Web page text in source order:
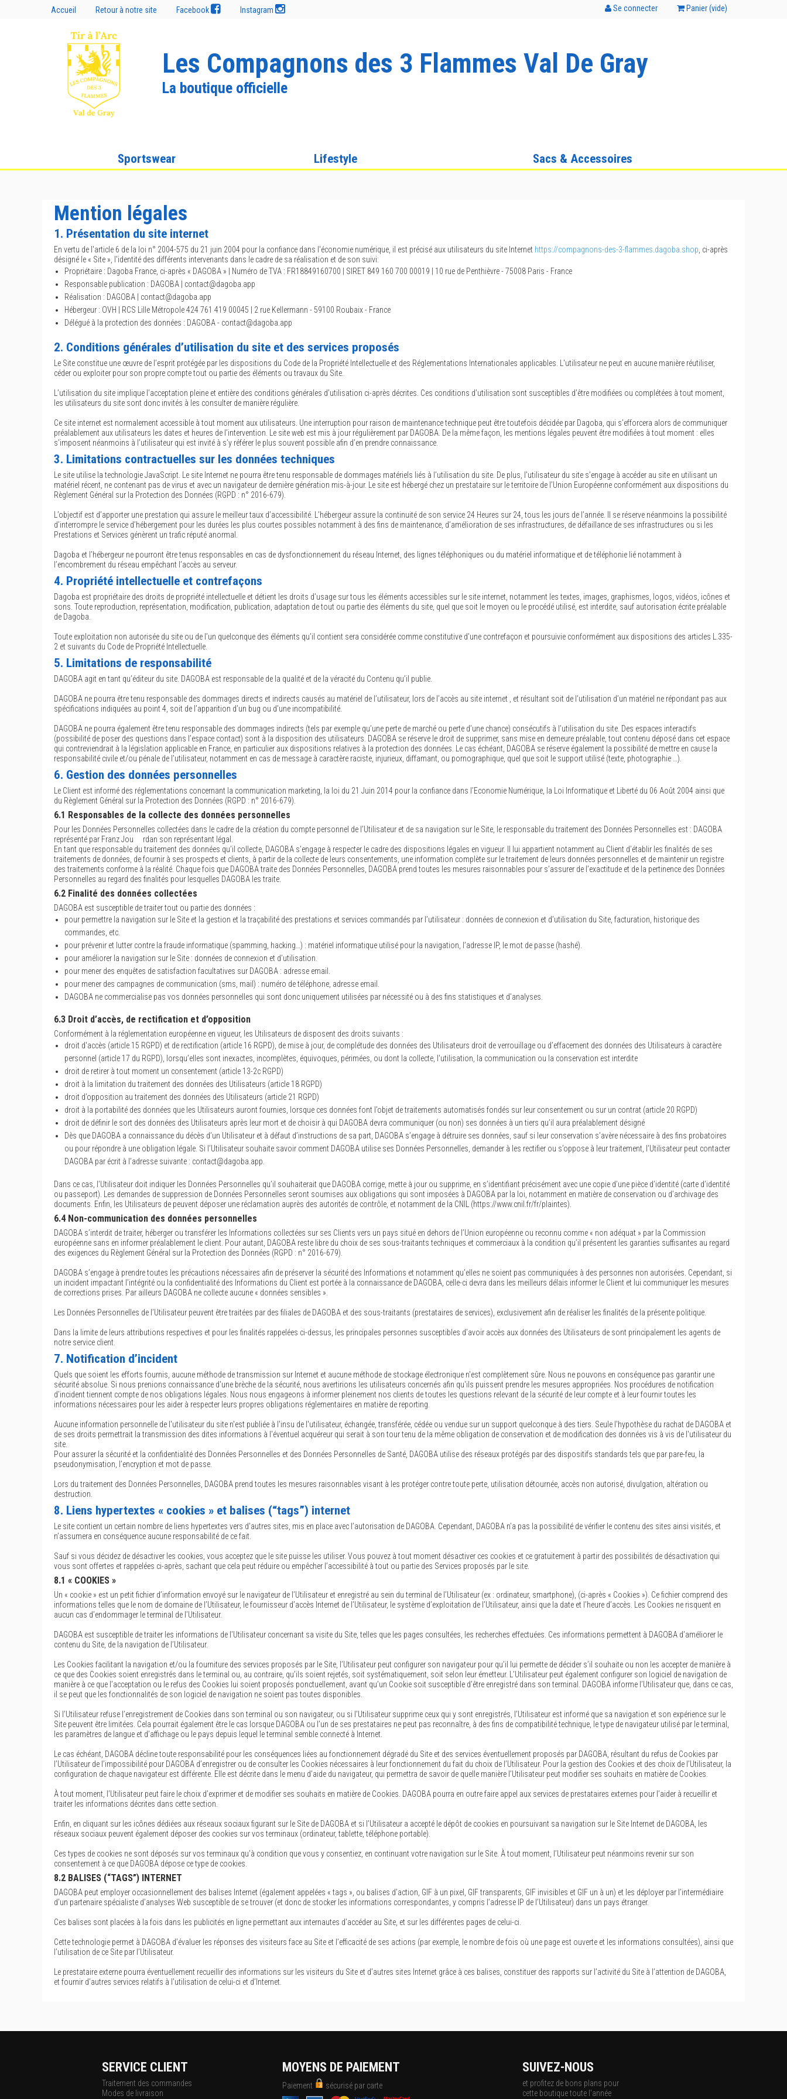
Accueil Retour à notre site Facebook Instagram Se connecter Panier (vide)
Les Compagnons des 3 Flammes Val De Gray
La boutique officielle
Sportswear Lifestyle Sacs & Accessoires
Mention légales
1. Présentation du site internet
En vertu de l'article 6 de la loi n° 2004-575 du 21 juin 2004 pour la confiance dans l'économie numérique, il est précisé aux utilisateurs du site Internet https://compagnons-des-3-flammes.dagoba.shop , ci-après
désigné le « Site », l'identité des différents intervenants dans le cadre de sa réalisation et de son suivi:
Propriétaire : Dagoba France, ci-après « DAGOBA » | Numéro de TVA : FR18849160700 | SIRET 849 160 700 00019 | 10 rue de Penthièvre - 75008 Paris - France
Responsable publication : DAGOBA | contact@dagoba.app
Réalisation : DAGOBA | contact@dagoba.app
Hébergeur : OVH | RCS Lille Métropole 424 761 419 00045 | 2 rue Kellermann - 59100 Roubaix - France
Délégué à la protection des données : DAGOBA - contact@dagoba.app
2. Conditions générales d’utilisation du site et des services proposés
Le Site constitue une œuvre de l’esprit protégée par les dispositions du Code de la Propriété Intellectuelle et des Réglementations Internationales applicables. L'utilisateur ne peut en aucune manière réutiliser,
céder ou exploiter pour son propre compte tout ou partie des éléments ou travaux du Site.
L’utilisation du site implique l’acceptation pleine et entière des conditions générales d’utilisation ci-après décrites. Ces conditions d’utilisation sont susceptibles d’être modifiées ou complétées à tout moment,
les utilisateurs du site sont donc invités à les consulter de manière régulière.
Ce site internet est normalement accessible à tout moment aux utilisateurs. Une interruption pour raison de maintenance technique peut être toutefois décidée par Dagoba, qui s’efforcera alors de communiquer
préalablement aux utilisateurs les dates et heures de l’intervention. Le site web est mis à jour régulièrement par DAGOBA. De la même façon, les mentions légales peuvent être modifiées à tout moment : elles
s’imposent néanmoins à l’utilisateur qui est invité à s’y référer le plus souvent possible afin d’en prendre connaissance.
3. Limitations contractuelles sur les données techniques
Le site utilise la technologie JavaScript. Le site Internet ne pourra être tenu responsable de dommages matériels liés à l’utilisation du site. De plus, l’utilisateur du site s’engage à accéder au site en utilisant un
matériel récent, ne contenant pas de virus et avec un navigateur de dernière génération mis-à-jour. Le site est hébergé chez un prestataire sur le territoire de l’Union Européenne conformément aux dispositions du
Règlement Général sur la Protection des Données (RGPD : n° 2016-679).
L’objectif est d’apporter une prestation qui assure le meilleur taux d’accessibilité. L’hébergeur assure la continuité de son service 24 Heures sur 24, tous les jours de l’année. Il se réserve néanmoins la possibilité
d’interrompre le service d’hébergement pour les durées les plus courtes possibles notamment à des fins de maintenance, d’amélioration de ses infrastructures, de défaillance de ses infrastructures ou si les
Prestations et Services génèrent un trafic réputé anormal.
Dagoba et l’hébergeur ne pourront être tenus responsables en cas de dysfonctionnement du réseau Internet, des lignes téléphoniques ou du matériel informatique et de téléphonie lié notamment à
l’encombrement du réseau empêchant l’accès au serveur.
4. Propriété intellectuelle et contrefaçons
Dagoba est propriétaire des droits de propriété intellectuelle et détient les droits d’usage sur tous les éléments accessibles sur le site internet, notamment les textes, images, graphismes, logos, vidéos, icônes et
sons. Toute reproduction, représentation, modification, publication, adaptation de tout ou partie des éléments du site, quel que soit le moyen ou le procédé utilisé, est interdite, sauf autorisation écrite préalable
de Dagoba.
Toute exploitation non autorisée du site ou de l’un quelconque des éléments qu’il contient sera considérée comme constitutive d’une contrefaçon et poursuivie conformément aux dispositions des articles L.335-
2 et suivants du Code de Propriété Intellectuelle.
5. Limitations de responsabilité
DAGOBA agit en tant qu’éditeur du site. DAGOBA est responsable de la qualité et de la véracité du Contenu qu’il publie.
DAGOBA ne pourra être tenu responsable des dommages directs et indirects causés au matériel de l’utilisateur, lors de l’accès au site internet , et résultant soit de l’utilisation d’un matériel ne répondant pas aux
spécifications indiquées au point 4, soit de l’apparition d’un bug ou d’une incompatibilité.
DAGOBA ne pourra également être tenu responsable des dommages indirects (tels par exemple qu’une perte de marché ou perte d’une chance) consécutifs à l’utilisation du site. Des espaces interactifs
(possibilité de poser des questions dans l’espace contact) sont à la disposition des utilisateurs. DAGOBA se réserve le droit de supprimer, sans mise en demeure préalable, tout contenu déposé dans cet espace
qui contreviendrait à la législation applicable en France, en particulier aux dispositions relatives à la protection des données. Le cas échéant, DAGOBA se réserve également la possibilité de mettre en cause la
responsabilité civile et/ou pénale de l’utilisateur, notamment en cas de message à caractère raciste, injurieux, diffamant, ou pornographique, quel que soit le support utilisé (texte, photographie …).
6. Gestion des données personnelles
Le Client est informé des réglementations concernant la communication marketing, la loi du 21 Juin 2014 pour la confiance dans l’Economie Numérique, la Loi Informatique et Liberté du 06 Août 2004 ainsi que
du Règlement Général sur la Protection des Données (RGPD : n° 2016-679).
6.1 Responsables de la collecte des données personnelles
Pour les Données Personnelles collectées dans le cadre de la création du compte personnel de l’Utilisateur et de sa navigation sur le Site, le responsable du traitement des Données Personnelles est : DAGOBA
représenté par Franz Jou rdan son représentant légal.
En tant que responsable du traitement des données qu’il collecte, DAGOBA s’engage à respecter le cadre des dispositions légales en vigueur. Il lui appartient notamment au Client d’établir les finalités de ses
traitements de données, de fournir à ses prospects et clients, à partir de la collecte de leurs consentements, une information complète sur le traitement de leurs données personnelles et de maintenir un registre
des traitements conforme à la réalité. Chaque fois que DAGOBA traite des Données Personnelles, DAGOBA prend toutes les mesures raisonnables pour s’assurer de l’exactitude et de la pertinence des Données
Personnelles au regard des finalités pour lesquelles DAGOBA les traite.
6.2 Finalité des données collectées
DAGOBA est susceptible de traiter tout ou partie des données :
pour permettre la navigation sur le Site et la gestion et la traçabilité des prestations et services commandés par l’utilisateur : données de connexion et d’utilisation du Site, facturation, historique des
commandes, etc.
pour prévenir et lutter contre la fraude informatique (spamming, hacking…) : matériel informatique utilisé pour la navigation, l’adresse IP, le mot de passe (hashé).
pour améliorer la navigation sur le Site : données de connexion et d’utilisation.
pour mener des enquêtes de satisfaction facultatives sur DAGOBA : adresse email.
pour mener des campagnes de communication (sms, mail) : numéro de téléphone, adresse email.
DAGOBA ne commercialise pas vos données personnelles qui sont donc uniquement utilisées par nécessité ou à des fins statistiques et d’analyses.
6.3 Droit d’accès, de rectification et d’opposition
Conformément à la réglementation européenne en vigueur, les Utilisateurs de disposent des droits suivants :
droit d'accès (article 15 RGPD) et de rectification (article 16 RGPD), de mise à jour, de complétude des données des Utilisateurs droit de verrouillage ou d’effacement des données des Utilisateurs à caractère
personnel (article 17 du RGPD), lorsqu’elles sont inexactes, incomplètes, équivoques, périmées, ou dont la collecte, l'utilisation, la communication ou la conservation est interdite
droit de retirer à tout moment un consentement (article 13-2c RGPD)
droit à la limitation du traitement des données des Utilisateurs (article 18 RGPD)
droit d’opposition au traitement des données des Utilisateurs (article 21 RGPD)
droit à la portabilité des données que les Utilisateurs auront fournies, lorsque ces données font l’objet de traitements automatisés fondés sur leur consentement ou sur un contrat (article 20 RGPD)
droit de définir le sort des données des Utilisateurs après leur mort et de choisir à qui DAGOBA devra communiquer (ou non) ses données à un tiers qu’il aura préalablement désigné
Dès que DAGOBA a connaissance du décès d’un Utilisateur et à défaut d’instructions de sa part, DAGOBA s’engage à détruire ses données, sauf si leur conservation s’avère nécessaire à des fins probatoires
ou pour répondre à une obligation légale. Si l’Utilisateur souhaite savoir comment DAGOBA utilise ses Données Personnelles, demander à les rectifier ou s’oppose à leur traitement, l’Utilisateur peut contacter
DAGOBA par écrit à l’adresse suivante : contact@dagoba.app.
Dans ce cas, l’Utilisateur doit indiquer les Données Personnelles qu’il souhaiterait que DAGOBA corrige, mette à jour ou supprime, en s’identifiant précisément avec une copie d’une pièce d’identité (carte d’identité
ou passeport). Les demandes de suppression de Données Personnelles seront soumises aux obligations qui sont imposées à DAGOBA par la loi, notamment en matière de conservation ou d’archivage des
documents. Enfin, les Utilisateurs de peuvent déposer une réclamation auprès des autorités de contrôle, et notamment de la CNIL (https://www.cnil.fr/fr/plaintes).
6.4 Non-communication des données personnelles
DAGOBA s’interdit de traiter, héberger ou transférer les Informations collectées sur ses Clients vers un pays situé en dehors de l’Union européenne ou reconnu comme « non adéquat » par la Commission
européenne sans en informer préalablement le client. Pour autant, DAGOBA reste libre du choix de ses sous-traitants techniques et commerciaux à la condition qu’il présentent les garanties suffisantes au regard
des exigences du Règlement Général sur la Protection des Données (RGPD : n° 2016-679).
DAGOBA s’engage à prendre toutes les précautions nécessaires afin de préserver la sécurité des Informations et notamment qu’elles ne soient pas communiquées à des personnes non autorisées. Cependant, si
un incident impactant l’intégrité ou la confidentialité des Informations du Client est portée à la connaissance de DAGOBA, celle-ci devra dans les meilleurs délais informer le Client et lui communiquer les mesures
de corrections prises. Par ailleurs DAGOBA ne collecte aucune « données sensibles ».
Les Données Personnelles de l’Utilisateur peuvent être traitées par des filiales de DAGOBA et des sous-traitants (prestataires de services), exclusivement afin de réaliser les finalités de la présente politique.
Dans la limite de leurs attributions respectives et pour les finalités rappelées ci-dessus, les principales personnes susceptibles d’avoir accès aux données des Utilisateurs de sont principalement les agents de
notre service client.
7. Notification d’incident
Quels que soient les efforts fournis, aucune méthode de transmission sur Internet et aucune méthode de stockage électronique n'est complètement sûre. Nous ne pouvons en conséquence pas garantir une
sécurité absolue. Si nous prenions connaissance d'une brèche de la sécurité, nous avertirions les utilisateurs concernés afin qu'ils puissent prendre les mesures appropriées. Nos procédures de notification
d’incident tiennent compte de nos obligations légales. Nous nous engageons à informer pleinement nos clients de toutes les questions relevant de la sécurité de leur compte et à leur fournir toutes les
informations nécessaires pour les aider à respecter leurs propres obligations réglementaires en matière de reporting.
Aucune information personnelle de l'utilisateur du site n'est publiée à l'insu de l'utilisateur, échangée, transférée, cédée ou vendue sur un support quelconque à des tiers. Seule l'hypothèse du rachat de DAGOBA et
de ses droits permettrait la transmission des dites informations à l'éventuel acquéreur qui serait à son tour tenu de la même obligation de conservation et de modification des données vis à vis de l'utilisateur du
site.
Pour assurer la sécurité et la confidentialité des Données Personnelles et des Données Personnelles de Santé, DAGOBA utilise des réseaux protégés par des dispositifs standards tels que par pare-feu, la
pseudonymisation, l’encryption et mot de passe.
Lors du traitement des Données Personnelles, DAGOBA prend toutes les mesures raisonnables visant à les protéger contre toute perte, utilisation détournée, accès non autorisé, divulgation, altération ou
destruction.
8. Liens hypertextes « cookies » et balises (“tags”) internet
Le site contient un certain nombre de liens hypertextes vers d’autres sites, mis en place avec l’autorisation de DAGOBA. Cependant, DAGOBA n’a pas la possibilité de vérifier le contenu des sites ainsi visités, et
n’assumera en conséquence aucune responsabilité de ce fait.
Sauf si vous décidez de désactiver les cookies, vous acceptez que le site puisse les utiliser. Vous pouvez à tout moment désactiver ces cookies et ce gratuitement à partir des possibilités de désactivation qui
vous sont offertes et rappelées ci-après, sachant que cela peut réduire ou empêcher l’accessibilité à tout ou partie des Services proposés par le site.
8.1 « COOKIES »
Un « cookie » est un petit fichier d’information envoyé sur le navigateur de l’Utilisateur et enregistré au sein du terminal de l’Utilisateur (ex : ordinateur, smartphone), (ci-après « Cookies »). Ce fichier comprend des
informations telles que le nom de domaine de l’Utilisateur, le fournisseur d’accès Internet de l’Utilisateur, le système d’exploitation de l’Utilisateur, ainsi que la date et l’heure d’accès. Les Cookies ne risquent en
aucun cas d’endommager le terminal de l’Utilisateur.
DAGOBA est susceptible de traiter les informations de l’Utilisateur concernant sa visite du Site, telles que les pages consultées, les recherches effectuées. Ces informations permettent à DAGOBA d’améliorer le
contenu du Site, de la navigation de l’Utilisateur.
Les Cookies facilitant la navigation et/ou la fourniture des services proposés par le Site, l’Utilisateur peut configurer son navigateur pour qu’il lui permette de décider s’il souhaite ou non les accepter de manière à
ce que des Cookies soient enregistrés dans le terminal ou, au contraire, qu’ils soient rejetés, soit systématiquement, soit selon leur émetteur. L’Utilisateur peut également configurer son logiciel de navigation de
manière à ce que l’acceptation ou le refus des Cookies lui soient proposés ponctuellement, avant qu’un Cookie soit susceptible d’être enregistré dans son terminal. DAGOBA informe l’Utilisateur que, dans ce cas,
il se peut que les fonctionnalités de son logiciel de navigation ne soient pas toutes disponibles.
Si l’Utilisateur refuse l’enregistrement de Cookies dans son terminal ou son navigateur, ou si l’Utilisateur supprime ceux qui y sont enregistrés, l’Utilisateur est informé que sa navigation et son expérience sur le
Site peuvent être limitées. Cela pourrait également être le cas lorsque DAGOBA ou l’un de ses prestataires ne peut pas reconnaître, à des fins de compatibilité technique, le type de navigateur utilisé par le terminal,
les paramètres de langue et d’affichage ou le pays depuis lequel le terminal semble connecté à Internet.
Le cas échéant, DAGOBA décline toute responsabilité pour les conséquences liées au fonctionnement dégradé du Site et des services éventuellement proposés par DAGOBA, résultant du refus de Cookies par
l’Utilisateur de l’impossibilité pour DAGOBA d’enregistrer ou de consulter les Cookies nécessaires à leur fonctionnement du fait du choix de l’Utilisateur. Pour la gestion des Cookies et des choix de l’Utilisateur, la
configuration de chaque navigateur est différente. Elle est décrite dans le menu d’aide du navigateur, qui permettra de savoir de quelle manière l’Utilisateur peut modifier ses souhaits en matière de Cookies.
À tout moment, l’Utilisateur peut faire le choix d’exprimer et de modifier ses souhaits en matière de Cookies. DAGOBA pourra en outre faire appel aux services de prestataires externes pour l’aider à recueillir et
traiter les informations décrites dans cette section.
Enfin, en cliquant sur les icônes dédiées aux réseaux sociaux figurant sur le Site de DAGOBA et si l’Utilisateur a accepté le dépôt de cookies en poursuivant sa navigation sur le Site Internet de DAGOBA, les
réseaux sociaux peuvent également déposer des cookies sur vos terminaux (ordinateur, tablette, téléphone portable).
Ces types de cookies ne sont déposés sur vos terminaux qu’à condition que vous y consentiez, en continuant votre navigation sur le Site. À tout moment, l’Utilisateur peut néanmoins revenir sur son
consentement à ce que DAGOBA dépose ce type de cookies.
8.2 BALISES (“TAGS”) INTERNET
DAGOBA peut employer occasionnellement des balises Internet (également appelées « tags », ou balises d’action, GIF à un pixel, GIF transparents, GIF invisibles et GIF un à un) et les déployer par l’intermédiaire
d’un partenaire spécialiste d’analyses Web susceptible de se trouver (et donc de stocker les informations correspondantes, y compris l’adresse IP de l’Utilisateur) dans un pays étranger.
Ces balises sont placées à la fois dans les publicités en ligne permettant aux internautes d’accéder au Site, et sur les différentes pages de celui-ci.
Cette technologie permet à DAGOBA d’évaluer les réponses des visiteurs face au Site et l’efficacité de ses actions (par exemple, le nombre de fois où une page est ouverte et les informations consultées), ainsi que
l’utilisation de ce Site par l’Utilisateur.
Le prestataire externe pourra éventuellement recueillir des informations sur les visiteurs du Site et d’autres sites Internet grâce à ces balises, constituer des rapports sur l’activité du Site à l’attention de DAGOBA,
et fournir d’autres services relatifs à l’utilisation de celui-ci et d’Internet.
SERVICE CLIENT
Traitement des commandes
Modes de livraison
MOYENS DE PAIEMENT
Paiement sécurisé par carte
SUIVEZ-NOUS
et profitez de bons plans pour
cette boutique toute l'année